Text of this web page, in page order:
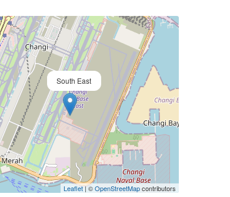
South East
Leaflet| ©OpenStreetMapcontributors